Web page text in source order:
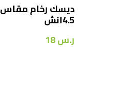
ديسك رخام مقاس
4.5انش
ر.س18